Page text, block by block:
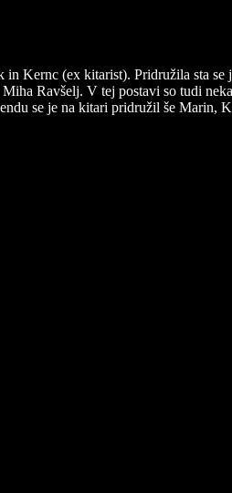
in Kernc (ex kitarist). Pridružila sta
Ravšelj. V tej postavi so tudi
se je na kitari pridružil še Marin,